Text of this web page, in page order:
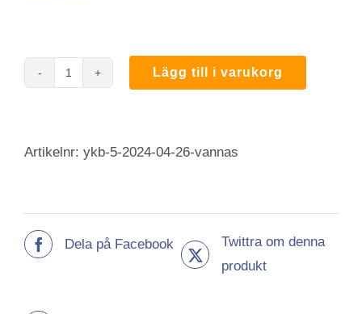
Lägg till i varukorg
Artikelnr: ykb-5-2024-04-26-vannas
Dela på Facebook
Twittra om denna
produkt